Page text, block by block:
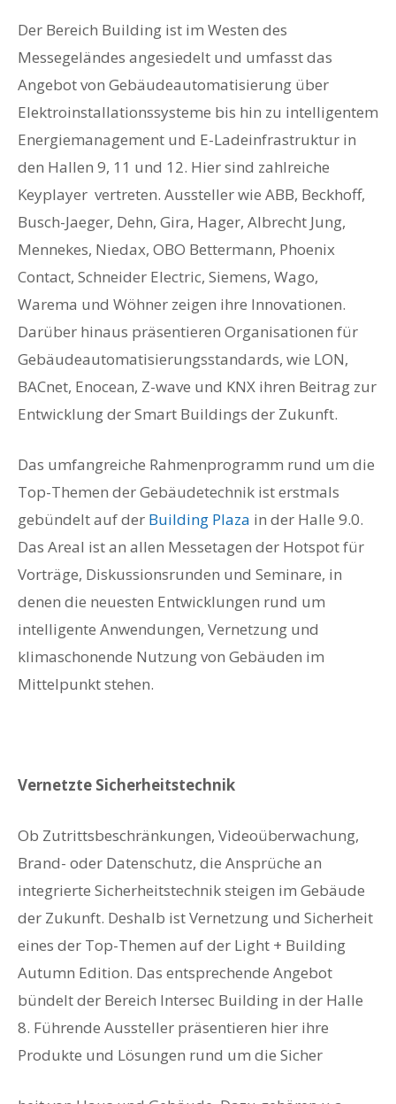
Der Bereich Building ist im Westen des
Messegeländes angesiedelt und umfasst das
Angebot von Gebäudeautomatisierung über
Elektroinstallationssysteme bis hin zu intelligentem
Energiemanagement und E-Ladeinfrastruktur in
den Hallen 9, 11 und 12. Hier sind zahlreiche
Keyplayer vertreten. Aussteller wie ABB, Beckhoff,
Busch-Jaeger, Dehn, Gira, Hager, Albrecht Jung,
Mennekes, Niedax, OBO Bettermann, Phoenix
Contact, Schneider Electric, Siemens, Wago,
Warema und Wöhner zeigen ihre Innovationen.
Darüber hinaus präsentieren Organisationen für
Gebäudeautomatisierungsstandards, wie LON,
BACnet, Enocean, Z-wave und KNX ihren Beitrag zur
Entwicklung der Smart Buildings der Zukunft.
Das umfangreiche Rahmenprogramm rund um die
Top-Themen der Gebäudetechnik ist erstmals
gebündelt auf der Building Plaza in der Halle 9.0.
Das Areal ist an allen Messetagen der Hotspot für
Vorträge, Diskussionsrunden und Seminare, in
denen die neuesten Entwicklungen rund um
intelligente Anwendungen, Vernetzung und
klimaschonende Nutzung von Gebäuden im
Mittelpunkt stehen.
Vernetzte Sicherheitstechnik
Ob Zutrittsbeschränkungen, Videoüberwachung,
Brand- oder Datenschutz, die Ansprüche an
integrierte Sicherheitstechnik steigen im Gebäude
der Zukunft. Deshalb ist Vernetzung und Sicherheit
eines der Top-Themen auf der Light + Building
Autumn Edition. Das entsprechende Angebot
bündelt der Bereich Intersec Building in der Halle
8. Führende Aussteller präsentieren hier ihre
Produkte und Lösungen rund um die Sicher